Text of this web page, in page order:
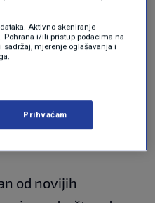
i ne javljaju svojim
tako da to što se
za što se zna. Ono
dva dana uistinu
od novijih
Aktivno skeniranje
Pohrana i/ili pristup podacima na
mjerenje oglašavanja i
Prihvaćam